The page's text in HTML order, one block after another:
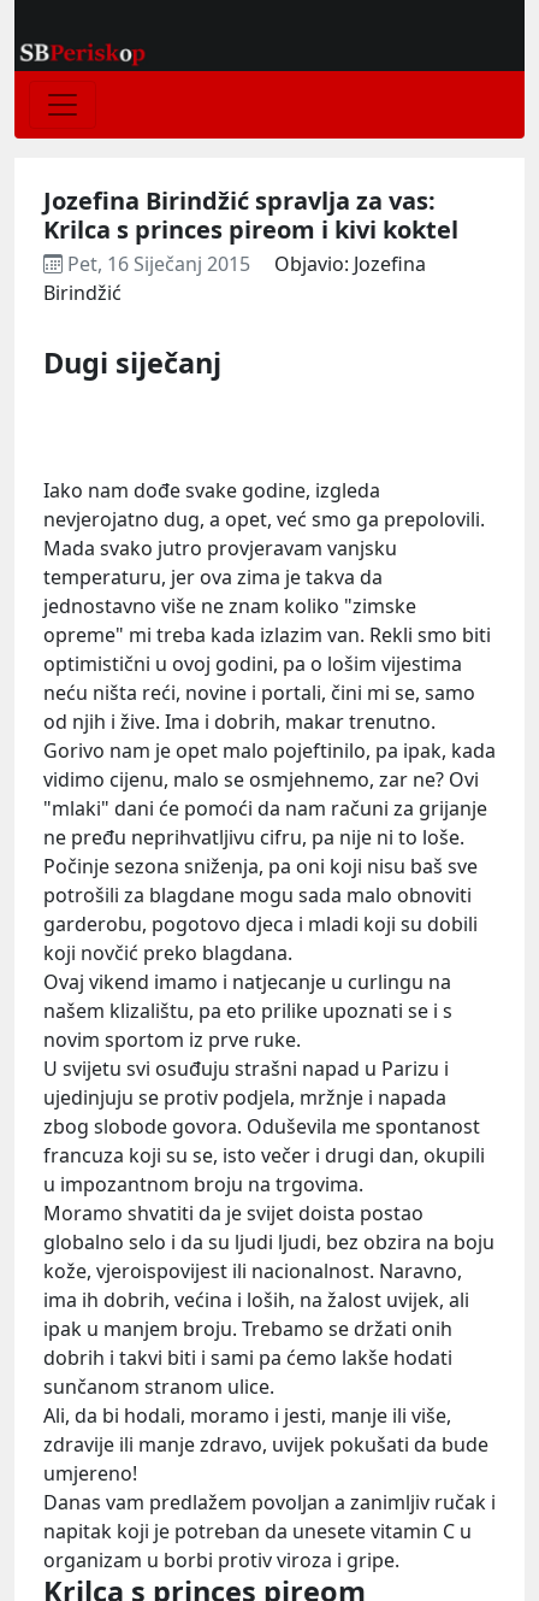
Jozefina Birindžić spravlja za vas:
Krilca s princes pireom i kivi koktel
Pet, 16 Siječanj 2015
Objavio: Jozefina
Birindžić
Dugi siječanj
Iako nam dođe svake godine, izgleda
nevjerojatno dug, a opet, već smo ga prepolovili.
Mada svako jutro provjeravam vanjsku
temperaturu, jer ova zima je takva da
jednostavno više ne znam koliko "zimske
opreme" mi treba kada izlazim van. Rekli smo biti
optimistični u ovoj godini, pa o lošim vijestima
neću ništa reći, novine i portali, čini mi se, samo
od njih i žive. Ima i dobrih, makar trenutno.
Gorivo nam je opet malo pojeftinilo, pa ipak, kada
vidimo cijenu, malo se osmjehnemo, zar ne? Ovi
"mlaki" dani će pomoći da nam računi za grijanje
ne pređu neprihvatljivu cifru, pa nije ni to loše.
Počinje sezona sniženja, pa oni koji nisu baš sve
potrošili za blagdane mogu sada malo obnoviti
garderobu, pogotovo djeca i mladi koji su dobili
koji novčić preko blagdana.
Ovaj vikend imamo i natjecanje u curlingu na
našem klizalištu, pa eto prilike upoznati se i s
novim sportom iz prve ruke.
U svijetu svi osuđuju strašni napad u Parizu i
ujedinjuju se protiv podjela, mržnje i napada
zbog slobode govora. Oduševila me spontanost
francuza koji su se, isto večer i drugi dan, okupili
u impozantnom broju na trgovima.
Moramo shvatiti da je svijet doista postao
globalno selo i da su ljudi ljudi, bez obzira na boju
kože, vjeroispovijest ili nacionalnost. Naravno,
ima ih dobrih, većina i loših, na žalost uvijek, ali
ipak u manjem broju. Trebamo se držati onih
dobrih i takvi biti i sami pa ćemo lakše hodati
sunčanom stranom ulice.
Ali, da bi hodali, moramo i jesti, manje ili više,
zdravije ili manje zdravo, uvijek pokušati da bude
umjereno!
Danas vam predlažem povoljan a zanimljiv ručak i
napitak koji je potreban da unesete vitamin C u
organizam u borbi protiv viroza i gripe.
Krilca s princes pireom